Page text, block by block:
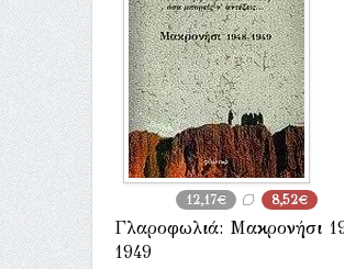
12,17€ 8,52€
Γλαροφωλιά: Μακρονήσι
1949